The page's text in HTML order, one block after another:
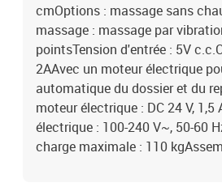
cmOptions : massage sans
massage : massage par
pointsTension d'entrée : 5V
2AAvec un moteur électrique
automatique du dossier et du
moteur électrique : DC 24 V,
électrique : 100-240 V~, 50-60
charge maximale : 110